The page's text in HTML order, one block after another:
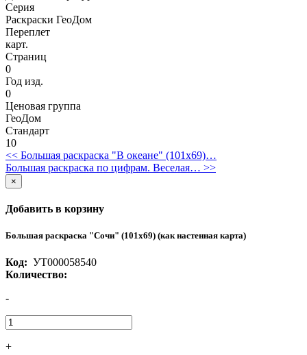
Серия
Раскраски ГеоДом
Переплет
карт.
Страниц
0
Год изд.
0
Ценовая группа
ГеоДом
Стандарт
10
<< Большая раскраска "В океане" (101х69)…
Большая раскраска по цифрам. Веселая… >>
×
Добавить в корзину
Большая раскраска "Сочи" (101х69) (как настенная карта)
Код: УТ000058540
Количество:
-
+